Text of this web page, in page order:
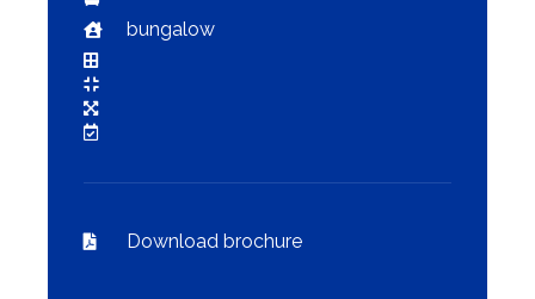
bungalow
Download brochure